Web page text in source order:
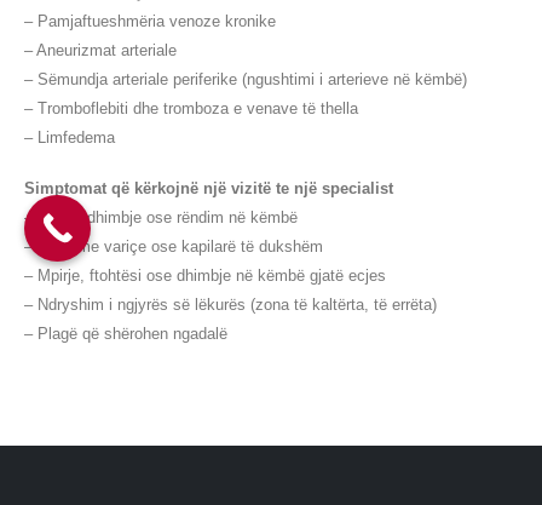
– Pamjaftueshmëria venoze kronike
– Aneurizmat arteriale
– Sëmundja arteriale periferike (ngushtimi i arterieve në këmbë)
– Tromboflebiti dhe tromboza e venave të thella
– Limfedema
Simptomat që kërkojnë një vizitë te një specialist
– Ënjtje, dhimbje ose rëndim në këmbë
– Vena me variçe ose kapilarë të dukshëm
– Mpirje, ftohtësi ose dhimbje në këmbë gjatë ecjes
– Ndryshim i ngjyrës së lëkurës (zona të kaltërta, të errëta)
– Plagë që shërohen ngadalë